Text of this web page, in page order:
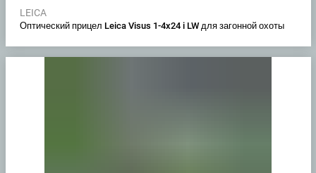
LEICA
Оптический прицел Leica Visus 1-4x24 i LW для загонной охоты